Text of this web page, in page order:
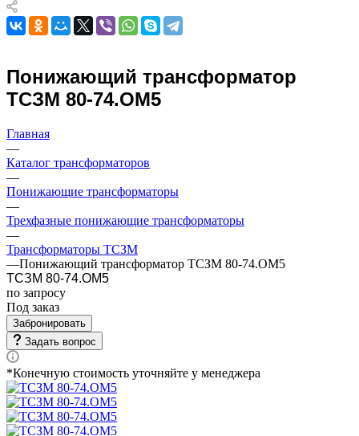
Понижающий трансформатор
ТСЗМ 80-74.ОМ5
Главная
—
Каталог трансформаторов
—
Понижающие трансформаторы
—
Трехфазные понижающие трансформаторы
—
Трансформаторы ТСЗМ
—Понижающий трансформатор ТСЗМ 80-74.ОМ5
ТСЗМ 80-74.ОМ5
по запросу
Под заказ
Забронировать
Задать вопрос
*Конечную стоимость уточняйте у менеджера